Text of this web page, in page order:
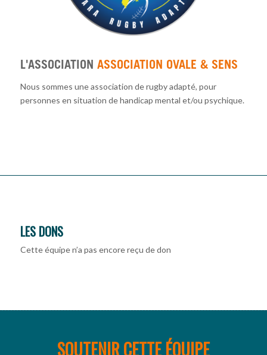
L'ASSOCIATION ASSOCIATION OVALE & SENS
Nous sommes une association de rugby adapté, pour
personnes en situation de handicap mental et/ou psychique.
LES DONS
Cette équipe n’a pas encore reçu de don
SOUTENIR CETTE ÉQUIPE